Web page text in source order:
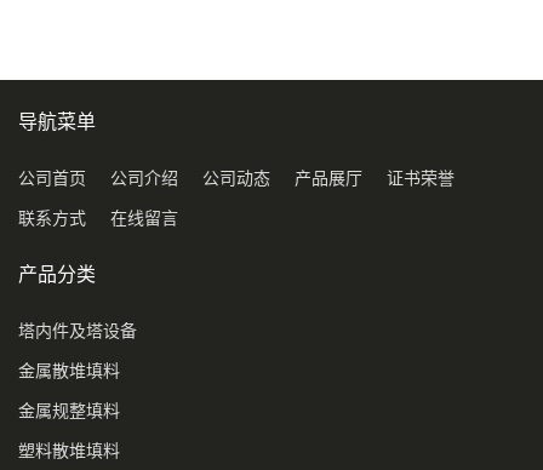
导航菜单
公司首页 公司介绍 公司动态 产品展厅 证书荣誉
联系方式 在线留言
产品分类
塔内件及塔设备
金属散堆填料
金属规整填料
塑料散堆填料